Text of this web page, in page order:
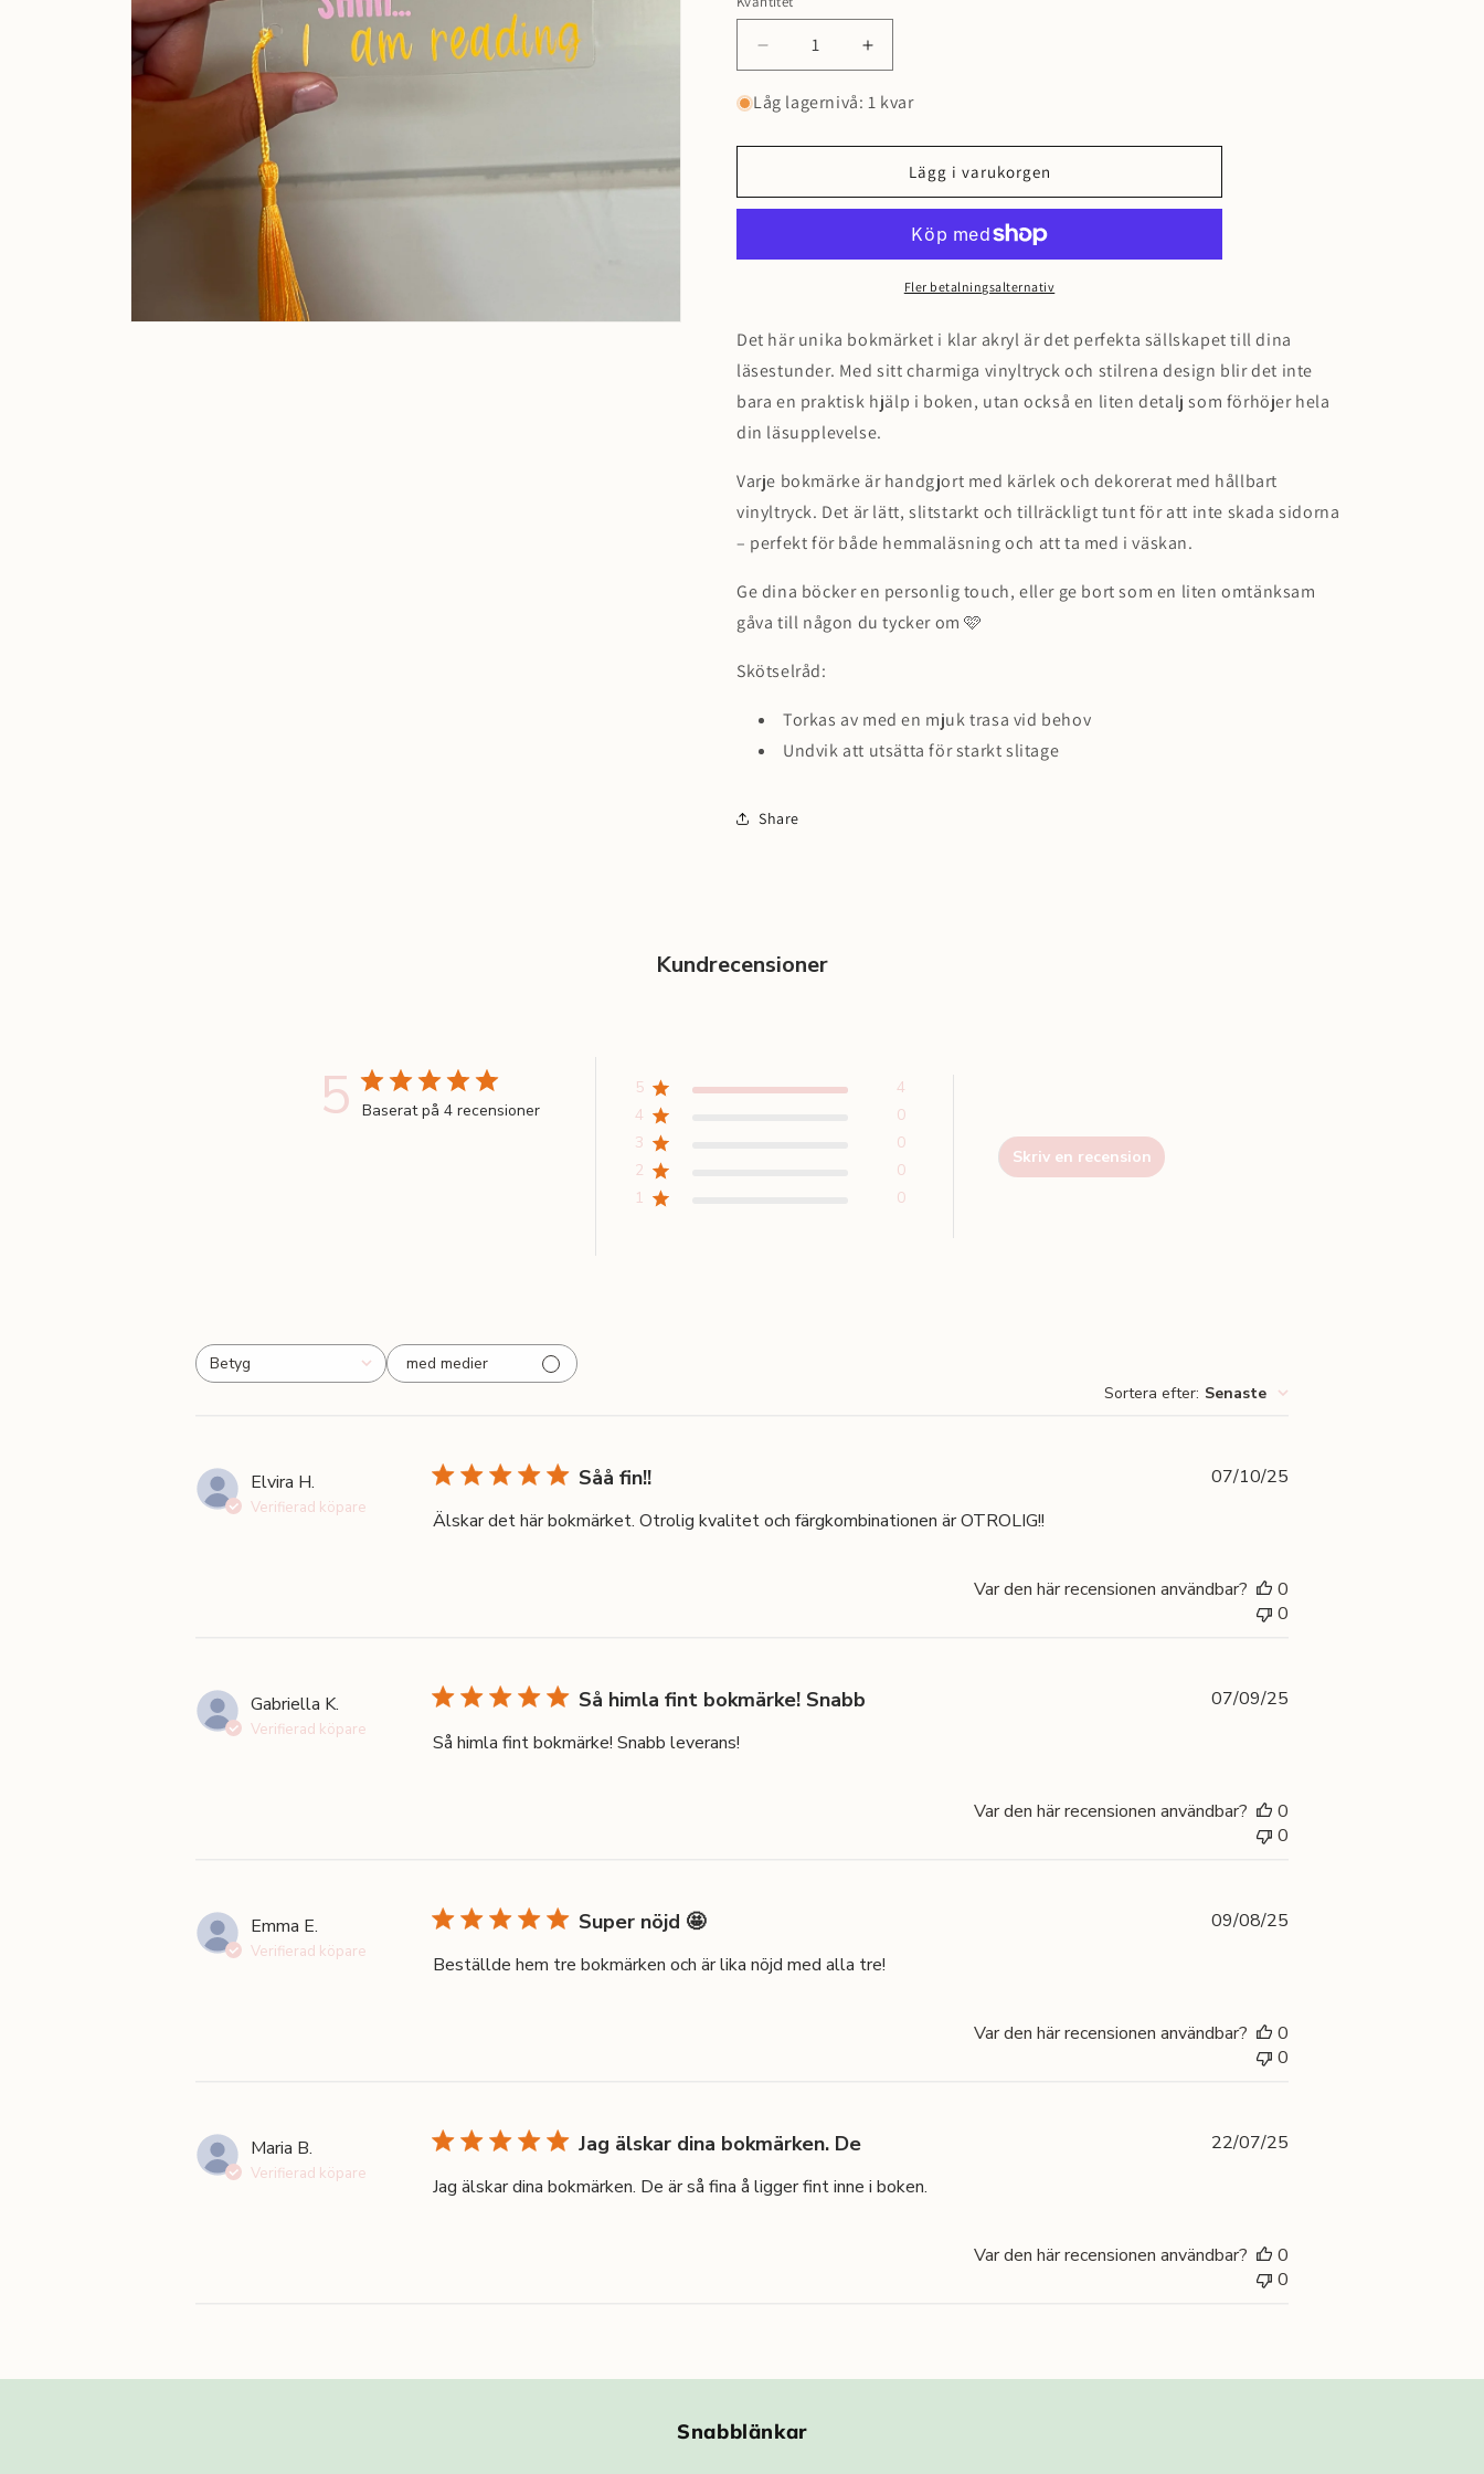
Minska
kvantitet
för
-
I
Öka
kvantitet
för
-
I
reading
Låg lagernivå: 1 kvar
Lägg i varukorgen
Fler betalningsalternativ
Det här unika bokmärket i klar akryl är det perfekta sällskapet till dina
läsestunder. Med sitt charmiga vinyltryck och stilrena design blir det inte
bara en praktisk hjälp i boken, utan också en liten detalj som förhöjer hela
din läsupplevelse.
Varje bokmärke är handgjort med kärlek och dekorerat med hållbart
vinyltryck. Det är lätt, slitstarkt och tillräckligt tunt för att inte skada sidorna
– perfekt för både hemmaläsning och att ta med i väskan.
Ge dina böcker en personlig touch, eller ge bort som en liten omtänksam
gåva till någon du tycker om 🩷
Skötselråd:
Torkas av med en mjuk trasa vid behov
Undvik att utsätta för starkt slitage
Share
Kundrecensioner
5 Baserat på 4 recensioner
5
4
4
0
3
0
2
0
1
0
Skriv en recension
Betyg
Alla betyg
med medier
Sortera efter: Senaste
Elvira H.
Verifierad köpare
Såå fin!!
Älskar det här bokmärket. Otrolig kvalitet och färgkombinationen är OTROLIG!!
07/10/25
Var den här recensionen användbar?
0
0
Gabriella K.
Verifierad köpare
Så himla fint bokmärke! Snabb
Så himla fint bokmärke! Snabb leverans!
07/09/25
Var den här recensionen användbar?
0
0
Emma E.
Verifierad köpare
Super nöjd 🤩
Beställde hem tre bokmärken och är lika nöjd med alla tre!
09/08/25
Var den här recensionen användbar?
0
0
Maria B.
Verifierad köpare
Jag älskar dina bokmärken. De
Jag älskar dina bokmärken. De är så fina å ligger fint inne i boken.
22/07/25
Var den här recensionen användbar?
0
0
Snabblänkar